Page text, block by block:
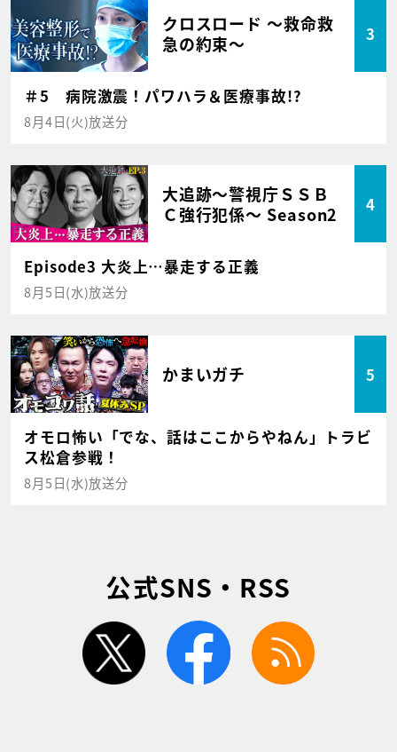
クロスロード ～救命救
急の約束～
3
＃5 病院激震！パワハラ＆医療事故!?
8月4日(火)放送分
大追跡～警視庁ＳＳＢ
Ｃ強行犯係～ Season2
4
Episode3 大炎上…暴走する正義
8月5日(水)放送分
かまいガチ 5
オモロ怖い「でな、話はここからやねん」トラビ
ス松倉参戦！
8月5日(水)放送分
公式SNS・RSS
twitter facebook